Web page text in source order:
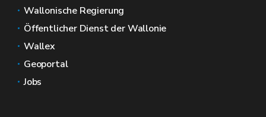
Wallonische Regierung
Öffentlicher Dienst der Wallonie
Wallex
Geoportal
Jobs